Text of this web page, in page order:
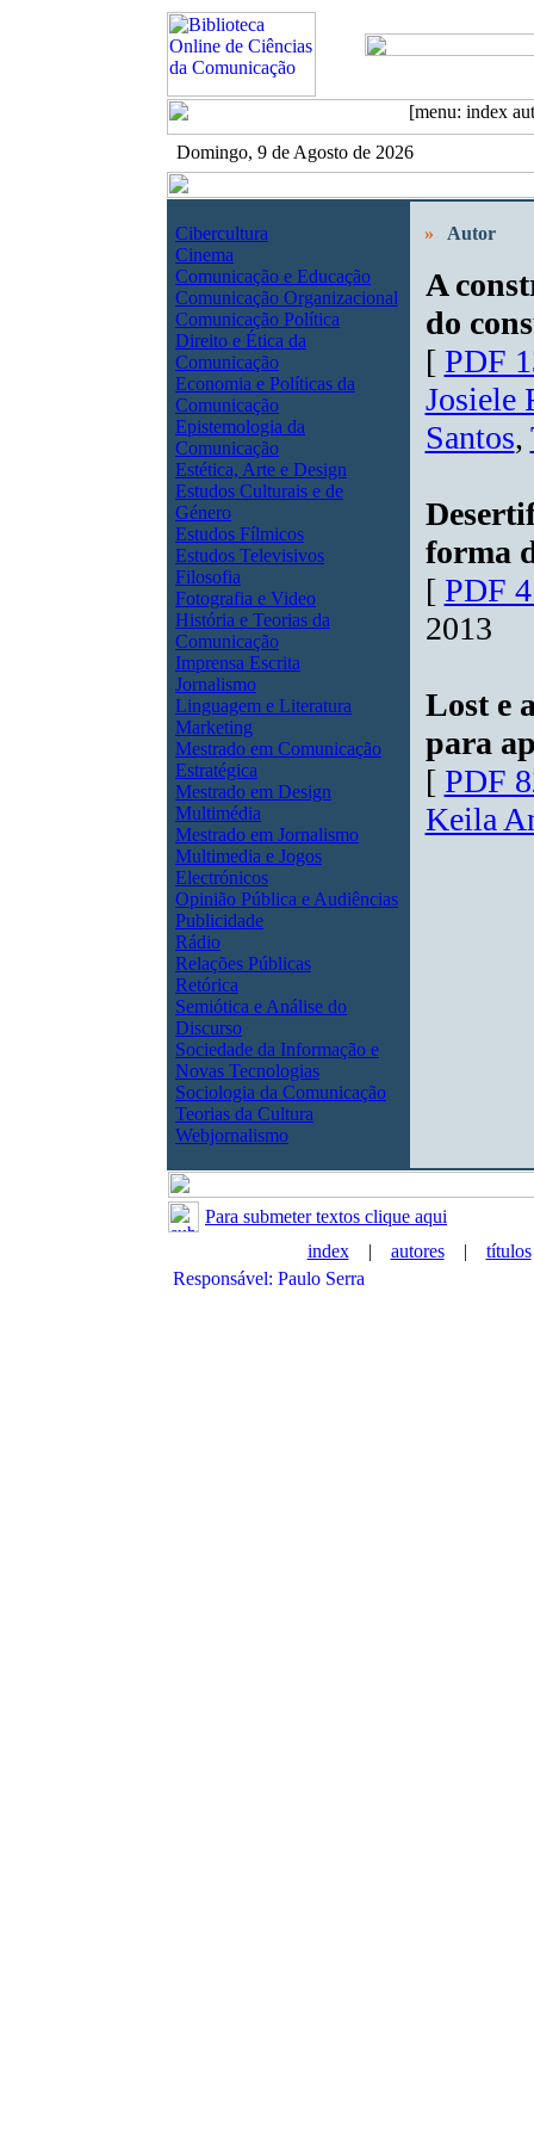
Domingo, 9 de Agosto de 2026
Cibercultura
Cinema
Comunicação e Educação
Comunicação Organizacional
Comunicação Política
Direito e Ética da
Comunicação
Economia e Políticas da
Comunicação
Epistemologia da
Comunicação
Estética, Arte e Design
Estudos Culturais e de
Género
Estudos Fílmicos
Estudos Televisivos
Filosofia
Fotografia e Video
História e Teorias da
Comunicação
Imprensa Escrita
Jornalismo
Linguagem e Literatura
Marketing
Mestrado em Comunicação
Estratégica
Mestrado em Design
Multimédia
Mestrado em Jornalismo
Multimedia e Jogos
Electrónicos
Opinião Pública e Audiências
Publicidade
Rádio
Relações Públicas
Retórica
Semiótica e Análise do
Discurso
Sociedade da Informação e
Novas Tecnologias
Sociologia da Comunicação
Teorias da Cultura
Webjornalismo
» Autor
A
do
[ PDF
Josiele
Santos,
forma
[ PDF
2013
Lost e
para
[ PDF
Keila
Para submeter textos clique aqui
index| autores| títulos